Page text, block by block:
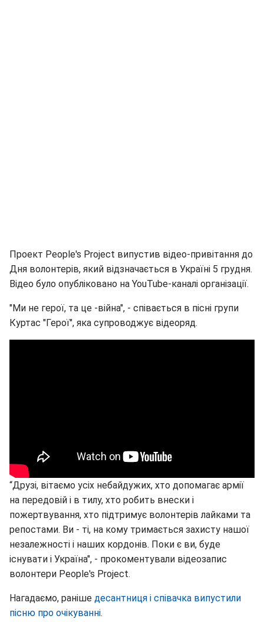
Проект People's Project випустив відео-привітання до
Дня волонтерів, який відзначається в Україні 5 грудня.
Відео було опубліковано на YouTube-каналі організації.
"Ми не герої, та це -війна", - співається в пісні групи
Куртас "Герої", яка супроводжує відеоряд.
“Друзі, вітаємо усіх небайдужих, хто допомагає армії
на передовій і в тилу, хто робить внески і
пожертвування, хто підтримує волонтерів лайками та
репостами. Ви - ті, на кому тримається захисту нашої
незалежності і наших кордонів. Поки є ви, буде
існувати і Україна", - прокоментували відеозапис
волонтери People's Project.
Нагадаємо, раніше десантниця і співачка випустили
пісню про очікуванні.